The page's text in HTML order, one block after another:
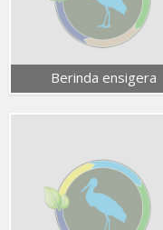
Berinda ensigera